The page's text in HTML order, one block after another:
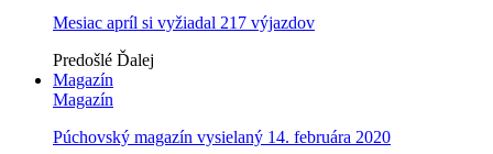
Mesiac apríl si vyžiadal 217 výjazdov
Predošlé Ďalej
Magazín
Magazín
Púchovský magazín vysielaný 14. februára 2020